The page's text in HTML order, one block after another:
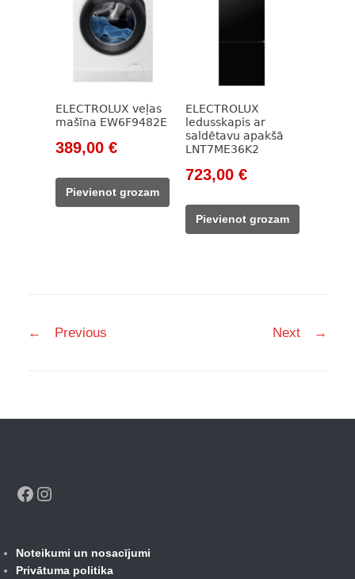
ELECTROLUX veļas
mašīna EW6F9482E
Original
was:
524,00 €.
389,00 €Current
389,00 €.
Pievienot grozam
ELECTROLUX
ledusskapis ar
saldētavu apakšā
LNT7ME36K2
Original
was:
987,00 €.
723,00 €Current
723,00 €.
Pievienot grozam
navigation
← Previous Next →
Facebook
Noteikumi un nosacījumi
Privātuma politika